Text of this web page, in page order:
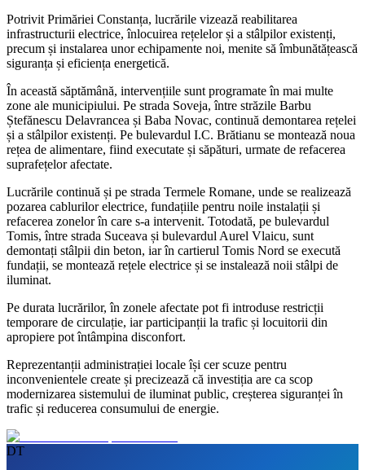
Potrivit Primăriei Constanța, lucrările vizează reabilitarea
infrastructurii electrice, înlocuirea rețelelor și a stâlpilor existenți,
precum și instalarea unor echipamente noi, menite să îmbunătățească
siguranța și eficiența energetică.
În această săptămână, intervențiile sunt programate în mai multe
zone ale municipiului. Pe strada Soveja, între străzile Barbu
Ștefănescu Delavrancea și Baba Novac, continuă demontarea rețelei
și a stâlpilor existenți. Pe bulevardul I.C. Brătianu se montează noua
rețea de alimentare, fiind executate și săpături, urmate de refacerea
suprafețelor afectate.
Lucrările continuă și pe strada Termele Romane, unde se realizează
pozarea cablurilor electrice, fundațiile pentru noile instalații și
refacerea zonelor în care s-a intervenit. Totodată, pe bulevardul
Tomis, între strada Suceava și bulevardul Aurel Vlaicu, sunt
demontați stâlpii din beton, iar în cartierul Tomis Nord se execută
fundații, se montează rețele electrice și se instalează noii stâlpi de
iluminat.
Pe durata lucrărilor, în zonele afectate pot fi introduse restricții
temporare de circulație, iar participanții la trafic și locuitorii din
apropiere pot întâmpina disconfort.
Reprezentanții administrației locale își cer scuze pentru
inconvenientele create și precizează că investiția are ca scop
modernizarea sistemului de iluminat public, creșterea siguranței în
trafic și reducerea consumului de energie.
DT